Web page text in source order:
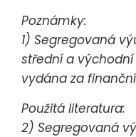
Poznámky:
1) Segregovaná
střední a
vydána za
Použitá literatura:
2) Segregovaná